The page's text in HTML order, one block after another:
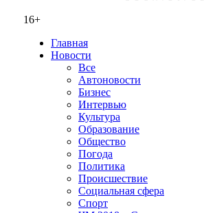
16+
Главная
Новости
Все
Автоновости
Бизнес
Интервью
Культура
Образование
Общество
Погода
Политика
Происшествие
Социальная сфера
Спорт